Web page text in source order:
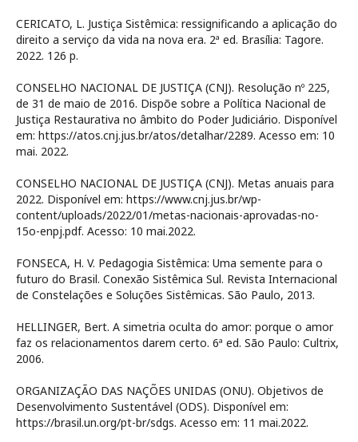
CERICATO, L. Justiça Sistêmica: ressignificando a aplicação do
direito a serviço da vida na nova era. 2ª ed. Brasília: Tagore.
2022. 126 p.
CONSELHO NACIONAL DE JUSTIÇA (CNJ). Resolução nº 225,
de 31 de maio de 2016. Dispõe sobre a Política Nacional de
Justiça Restaurativa no âmbito do Poder Judiciário. Disponível
em: https://atos.cnj.jus.br/atos/detalhar/2289. Acesso em: 10
mai. 2022.
CONSELHO NACIONAL DE JUSTIÇA (CNJ). Metas anuais para
2022. Disponível em: https://www.cnj.jus.br/wp-
content/uploads/2022/01/metas-nacionais-aprovadas-no-
15o-enpj.pdf. Acesso: 10 mai.2022.
FONSECA, H. V. Pedagogia Sistêmica: Uma semente para o
futuro do Brasil. Conexão Sistêmica Sul. Revista Internacional
de Constelações e Soluções Sistêmicas. São Paulo, 2013.
HELLINGER, Bert. A simetria oculta do amor: porque o amor
faz os relacionamentos darem certo. 6ª ed. São Paulo: Cultrix,
2006.
ORGANIZAÇÃO DAS NAÇÕES UNIDAS (ONU). Objetivos de
Desenvolvimento Sustentável (ODS). Disponível em:
https://brasil.un.org/pt-br/sdgs. Acesso em: 11 mai.2022.